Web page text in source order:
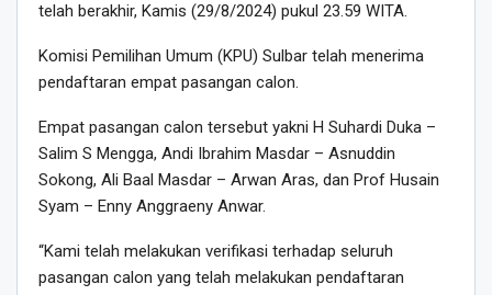
telah berakhir, Kamis (29/8/2024) pukul 23.59 WITA.
Komisi Pemilihan Umum (KPU) Sulbar telah menerima
pendaftaran empat pasangan calon.
Empat pasangan calon tersebut yakni H Suhardi Duka –
Salim S Mengga, Andi Ibrahim Masdar – Asnuddin
Sokong, Ali Baal Masdar – Arwan Aras, dan Prof Husain
Syam – Enny Anggraeny Anwar.
“Kami telah melakukan verifikasi terhadap seluruh
pasangan calon yang telah melakukan pendaftaran